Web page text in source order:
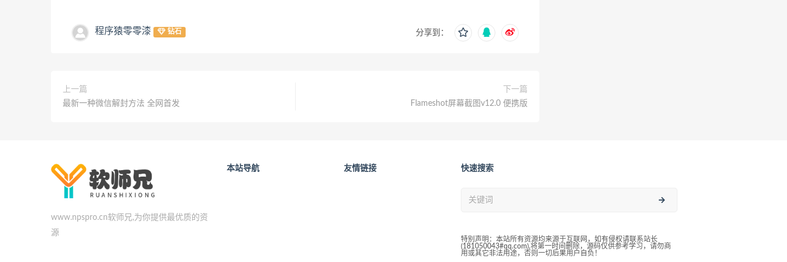
程序猿零零漆 钻石 分享到：
上一篇
最新一种微信解封方法 全网首发
下一篇
Flameshot屏幕截图v12.0 便携版
www.npspro.cn软师兄,为你提供最优质的资
源
本站导航 友情链接 快速搜索
特别声明：本站所有资源均来源于互联网，如有侵权请联系站长
(181050043#qq.com),将第一时间删除，源码仅供参考学习，请勿商
用或其它非法用途，否则一切后果用户自负！